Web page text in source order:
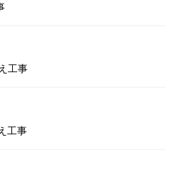
工事
工事